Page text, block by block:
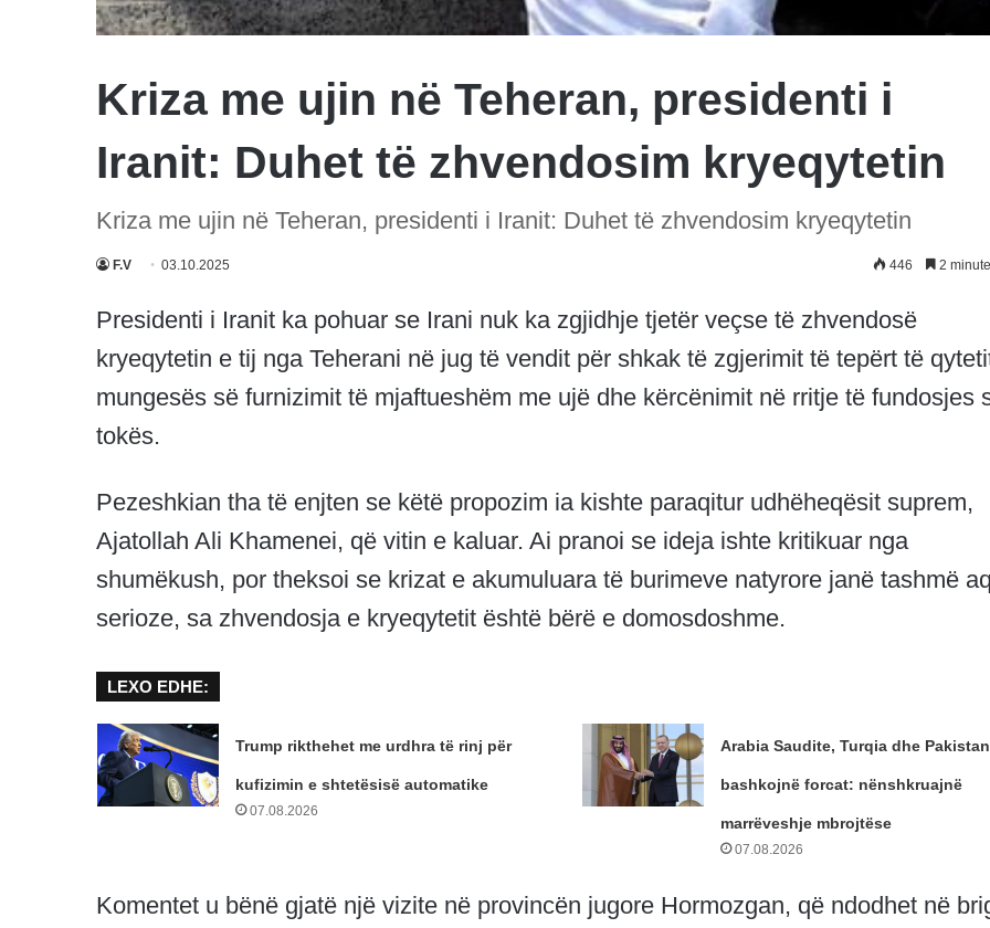
Kriza me ujin në Teheran, presidenti i
Iranit: Duhet të zhvendosim kryeqytetin
Kriza me ujin në Teheran, presidenti i Iranit: Duhet të zhvendosim kryeqytetin
F.V 03.10.2025 446 2
Presidenti i Iranit ka pohuar se Irani nuk ka zgjidhje tjetër veçse të zhvendosë
kryeqytetin e tij nga Teherani në jug të vendit për shkak të zgjerimit të tepërt të
mungesës së furnizimit të mjaftueshëm me ujë dhe kërcënimit në rritje të fundosjes
tokës.
Pezeshkian tha të enjten se këtë propozim ia kishte paraqitur udhëheqësit suprem,
Ajatollah Ali Khamenei, që vitin e kaluar. Ai pranoi se ideja ishte kritikuar nga
shumëkush, por theksoi se krizat e akumuluara të burimeve natyrore janë tashmë aq
serioze, sa zhvendosja e kryeqytetit është bërë e domosdoshme.
LEXO EDHE:
Trump rikthehet me urdhra të rinj për
kufizimin e shtetësisë automatike
07.08.2026
Arabia Saudite, Turqia dhe
bashkojnë forcat: nënshkruajnë
marrëveshje mbrojtëse
07.08.2026
Komentet u bënë gjatë një vizite në provincën jugore Hormozgan, që ndodhet në